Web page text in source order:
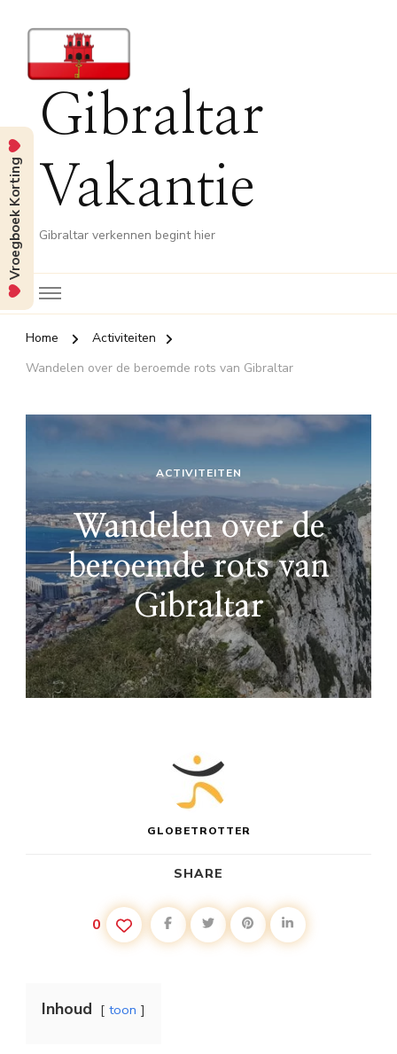
Gibraltar
Vakantie
Gibraltar verkennen begint hier
Home
Activiteiten
Wandelen over de beroemde rots van Gibraltar
ACTIVITEITEN
Wandelen over de
beroemde rots van
Gibraltar
GLOBETROTTER
SHARE
0
Inhoud toon
Vroegboek Korting